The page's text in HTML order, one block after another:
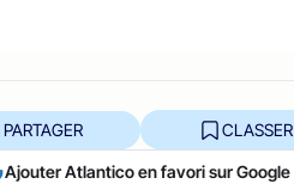
PARTAGER CLASSER
Ajouter Atlantico en favori sur Google